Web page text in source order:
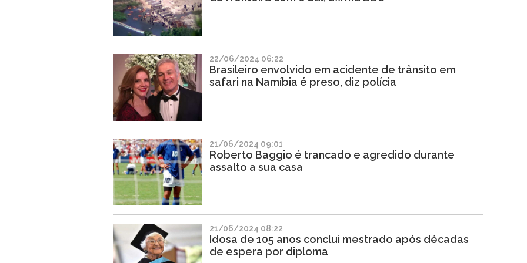
22/06/2024 06:22
Brasileiro envolvido em acidente de trânsito em
safari na Namíbia é preso, diz polícia
21/06/2024 09:01
Roberto Baggio é trancado e agredido durante
assalto a sua casa
21/06/2024 08:22
Idosa de 105 anos conclui mestrado após décadas
de espera por diploma